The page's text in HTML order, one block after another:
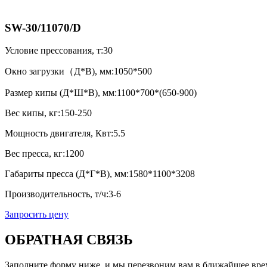
SW-30/11070/D
Условие прессования, т:30
Окно загрузки（Д*В), мм:1050*500
Размер кипы (Д*Ш*В), мм:1100*700*(650-900)
Вес кипы, кг:150-250
Мощность двигателя, Квт:5.5
Вес пресса, кг:1200
Габариты пресса (Д*Г*В), мм:1580*1100*3208
Производительность, т/ч:3-6
Запросить цену
ОБРАТНАЯ СВЯЗЬ
Заполните форму ниже, и мы перезвоним вам в ближайшее